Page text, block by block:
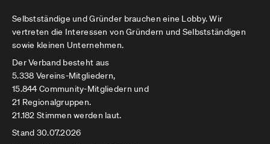
Selbstständige und Gründer brauchen eine Lobby. Wir
vertreten die Interessen von Gründern und Selbstständigen
sowie kleinen Unternehmen.
Der Verband besteht aus
5.338 Vereins-Mitgliedern,
15.844 Community-Mitgliedern und
21 Regionalgruppen.
21.182 Stimmen werden laut.
Stand 30.07.2026